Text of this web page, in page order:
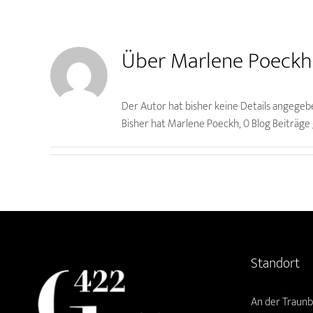
ÜberMarlene Poeckh
Der Autor hat bisher keine Details
Bisher hat Marlene Poeckh, 0 Blog
Standort
An der